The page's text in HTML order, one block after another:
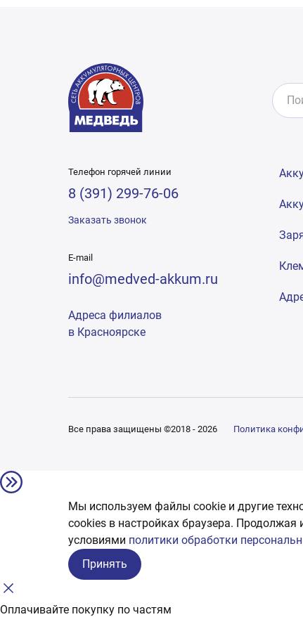
Телефон горячей линии
8 (391) 299-76-06
Заказать звонок
E-mail
info@medved-akkum.ru
Адреса филиалов
в Красноярске
Все права защищены ©2018 - 2026 Политика
Мы используем файлы cookie и другие
сookies в настройках браузера. Продолжая
условиями политики обработки
Принять
Оплачивайте покупку по частям